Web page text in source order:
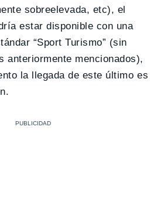
sobreelevada, etc), el
estar disponible con una
“Sport Turismo” (sin
anteriormente mencionados),
la llegada de este último es